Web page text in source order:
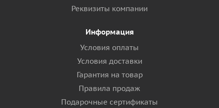
Реквизиты компании
Информация
Условия оплаты
Условия доставки
Гарантия на товар
Правила продаж
Подарочные сертификаты